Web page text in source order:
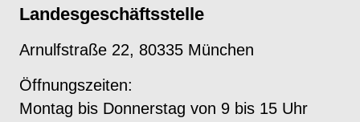
Landesgeschäftsstelle
Arnulfstraße 22, 80335 München
Öffnungszeiten:
Montag bis Donnerstag von 9 bis 15 Uhr